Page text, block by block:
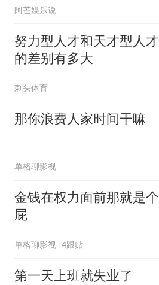
阿芒娱乐说
努力型人才和天才型人才
的差别有多大
刺头体育
那你浪费人家时间干嘛
单格聊影视
金钱在权力面前那就是个
屁
单格聊影视 4跟贴
第一天上班就失业了